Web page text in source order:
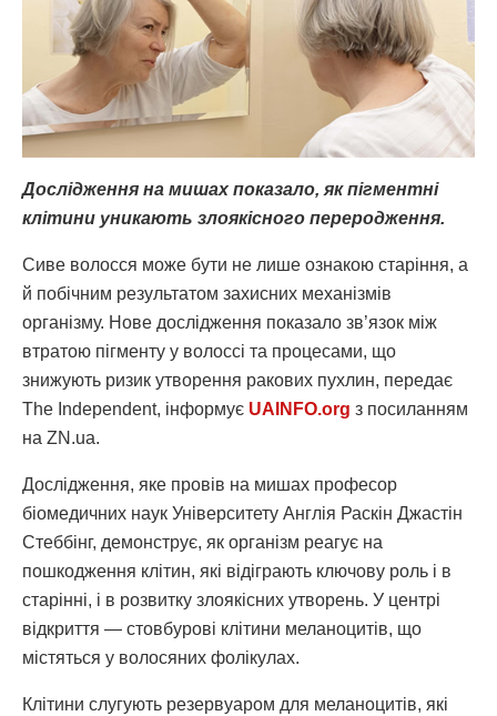
Дослідження на мишах показало, як пігментні
клітини уникають злоякісного переродження.
Сиве волосся може бути не лише ознакою старіння, а
й побічним результатом захисних механізмів
організму. Нове дослідження показало зв’язок між
втратою пігменту у волоссі та процесами, що
знижують ризик утворення ракових пухлин, передає
The Independent, інформує UAINFO.org з посиланням
на ZN.ua.
Дослідження, яке провів на мишах професор
біомедичних наук Університету Англія Раскін Джастін
Стеббінг, демонструє, як організм реагує на
пошкодження клітин, які відіграють ключову роль і в
старінні, і в розвитку злоякісних утворень. У центрі
відкриття — стовбурові клітини меланоцитів, що
містяться у волосяних фолікулах.
Клітини слугують резервуаром для меланоцитів, які